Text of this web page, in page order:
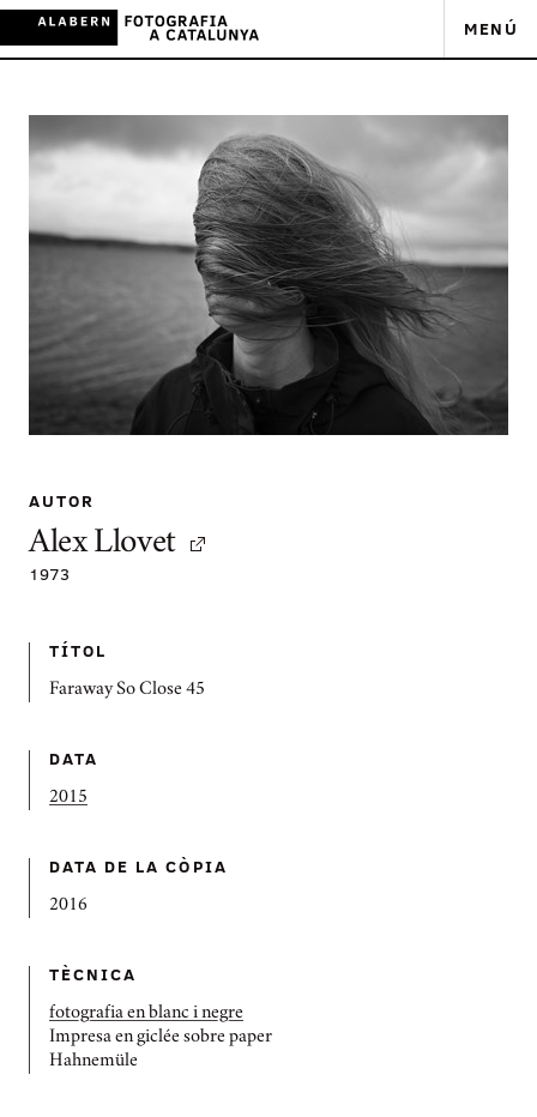
MENÚ
AUTOR
Alex Llovet
1973
TÍTOL
Faraway So Close 45
DATA
2015
DATA DE LA CÒPIA
2016
TÈCNICA
fotografia en blanc i negre
Impresa en giclée sobre paper
Hahnemüle